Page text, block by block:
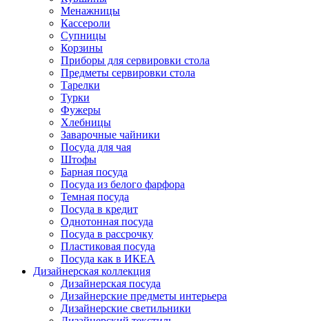
Менажницы
Кассероли
Супницы
Корзины
Приборы для сервировки стола
Предметы сервировки стола
Тарелки
Турки
Фужеры
Хлебницы
Заварочные чайники
Посуда для чая
Штофы
Барная посуда
Посуда из белого фарфора
Темная посуда
Посуда в кредит
Однотонная посуда
Посуда в рассрочку
Пластиковая посуда
Посуда как в ИКЕА
Дизайнерская коллекция
Дизайнерская посуда
Дизайнерские предметы интерьера
Дизайнерские светильники